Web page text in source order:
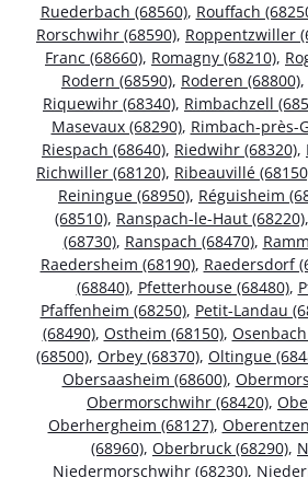
Ruederbach (68560), Rouffach
Rorschwihr (68590), Roppentzwiller
Franc (68660), Romagny (68210),
Rodern (68590), Roderen (68800),
Riquewihr (68340), Rimbachzell
Masevaux (68290), Rimbach-près-
Riespach (68640), Riedwihr (68320),
Richwiller (68120), Ribeauvillé
Reiningue (68950), Réguisheim
(68510), Ranspach-le-Haut (68220),
(68730), Ranspach (68470),
Raedersheim (68190), Raedersdorf
(68840), Pfetterhouse (68480),
Pfaffenheim (68250), Petit-Landau
(68490), Ostheim (68150),
(68500), Orbey (68370), Oltingue
Obersaasheim (68600),
Obermorschwihr (68420),
Oberhergheim (68127),
(68960), Oberbruck (68290),
Niedermorschwihr (68230),